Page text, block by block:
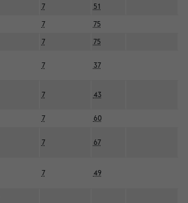
7
51
7
75
7 75
7 37
7 43
7 60
7 67
7 49